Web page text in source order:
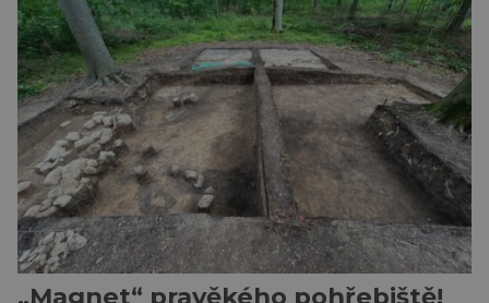
internováni, v něm vydechli naposledy. Jiné
čekal transport do […]
„Magnet“ pravěkého pohřebiště!